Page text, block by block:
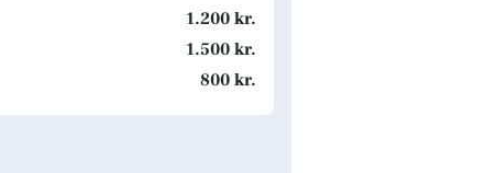
1.200 kr.
1.500 kr.
800 kr.